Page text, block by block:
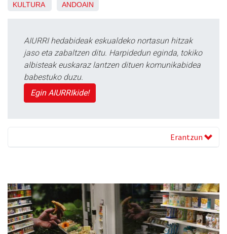
KULTURA ANDOAIN
AIURRI hedabideak eskualdeko nortasun hitzak
jaso eta zabaltzen ditu. Harpidedun eginda, tokiko
albisteak euskaraz lantzen dituen komunikabidea
babestuko duzu.
Egin AIURRIkide!
Erantzun